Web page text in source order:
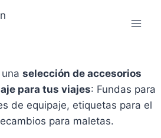
selección de accesorios
para tus viajes: Fundas para
de equipaje, etiquetas para el
para maletas.